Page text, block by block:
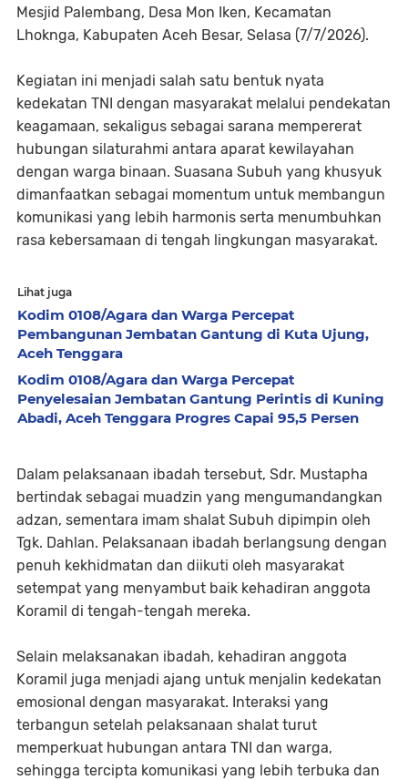
Mesjid Palembang, Desa Mon Iken, Kecamatan
Lhoknga, Kabupaten Aceh Besar, Selasa (7/7/2026).
Kegiatan ini menjadi salah satu bentuk nyata
kedekatan TNI dengan masyarakat melalui pendekatan
keagamaan, sekaligus sebagai sarana mempererat
hubungan silaturahmi antara aparat kewilayahan
dengan warga binaan. Suasana Subuh yang khusyuk
dimanfaatkan sebagai momentum untuk membangun
komunikasi yang lebih harmonis serta menumbuhkan
rasa kebersamaan di tengah lingkungan masyarakat.
Lihat juga
Kodim 0108/Agara dan Warga Percepat
Pembangunan Jembatan Gantung di Kuta Ujung,
Aceh Tenggara
Kodim 0108/Agara dan Warga Percepat
Penyelesaian Jembatan Gantung Perintis di Kuning
Abadi, Aceh Tenggara Progres Capai 95,5 Persen
Dalam pelaksanaan ibadah tersebut, Sdr. Mustapha
bertindak sebagai muadzin yang mengumandangkan
adzan, sementara imam shalat Subuh dipimpin oleh
Tgk. Dahlan. Pelaksanaan ibadah berlangsung dengan
penuh kekhidmatan dan diikuti oleh masyarakat
setempat yang menyambut baik kehadiran anggota
Koramil di tengah-tengah mereka.
Selain melaksanakan ibadah, kehadiran anggota
Koramil juga menjadi ajang untuk menjalin kedekatan
emosional dengan masyarakat. Interaksi yang
terbangun setelah pelaksanaan shalat turut
memperkuat hubungan antara TNI dan warga,
sehingga tercipta komunikasi yang lebih terbuka dan